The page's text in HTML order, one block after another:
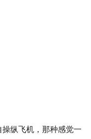
纵飞机，那种感觉一